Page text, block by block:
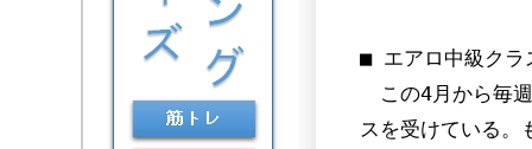
■ エアロ中級ク
この4月から毎
スを受けている。